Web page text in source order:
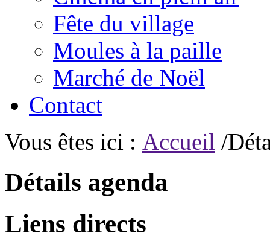
Fête du village
Moules à la paille
Marché de Noël
Contact
Vous êtes ici : Accueil /
Détails agenda
Liens directs